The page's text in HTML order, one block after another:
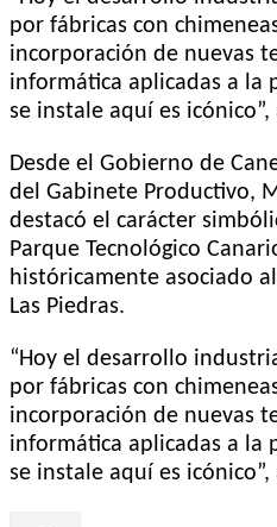
por fábricas con
incorporación de nuevas
informática aplicadas a la
se instale aquí es
Desde el Gobierno de
del Gabinete Productivo,
destacó el carácter
Parque Tecnológico
históricamente asociado
Las Piedras.
“Hoy el desarrollo
por fábricas con
incorporación de nuevas
informática aplicadas a la
se instale aquí es